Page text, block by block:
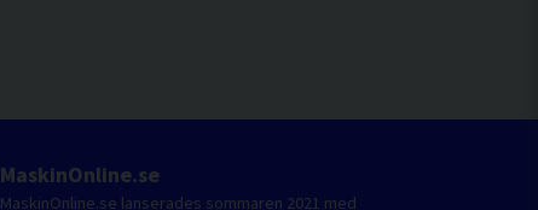
MaskinOnline.se
MaskinOnline.se lanserades sommaren 2021 med